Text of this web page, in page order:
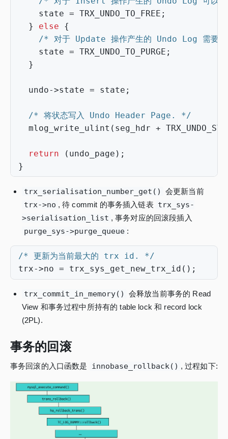
state = TRX_UNDO_TO_FREE ;
}
else
{
/* 对于 Update 操作产生的 Undo Log 需要
state = TRX_UNDO_TO_PURGE ;
}
undo->state = state ;
/* 将状态写入 Undo Header Page. */
mlog_write_ulint ( seg_hdr +
return ( undo_page );
}
trx_serialisation_number_get() 会更新当前
trx->no , 待 commit 的事务插入链表 trx_sys-
>serialisation_list , 事务对应的回滚段插入
purge_sys->purge_queue :
/* 更新为当前最大的 trx id. */
trx->no = trx_sys_get_new_trx_id ();
trx_commit_in_memory()
会释放当前事务的 Read
View 和事务过程中所持有的 table lock 和 record lock
(2PL).
事务的回滚
事务回滚的入口函数是 innobase_rollback() , 过程如下: